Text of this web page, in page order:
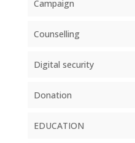
Campaign
Counselling
Digital security
Donation
EDUCATION